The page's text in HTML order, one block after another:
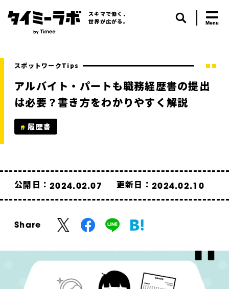
スキマで働く、
世界が広がる。
スポットワークTips
アルバイト・パートも職務経歴書の提出
は必要？書き方をわかりやすく解説
履歴書
公開日：2024.02.07 更新日：2024.02.10
Share